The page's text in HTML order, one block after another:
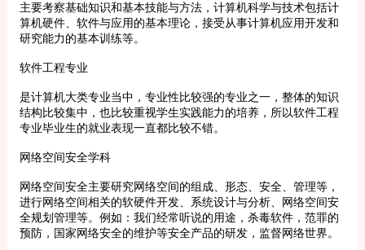
主要考察基础知识和基本技能与方法，计算机科学与技术包括计
算机硬件、软件与应用的基本理论，接受从事计算机应用开发和
研究能力的基本训练等。
软件工程专业
是计算机大类专业当中，专业性比较强的专业之一，整体的知识
结构比较集中，也比较重视学生实践能力的培养，所以软件工程
专业毕业生的就业表现一直都比较不错。
网络空间安全学科
网络空间安全主要研究网络空间的组成、形态、安全、管理等，
进行网络空间相关的软硬件开发、系统设计与分析、网络空间安
全规划管理等。例如：我们经常听说的用途，杀毒软件，范罪的
预防，国家网络安全的维护等安全产品的研发，监督网络世界。